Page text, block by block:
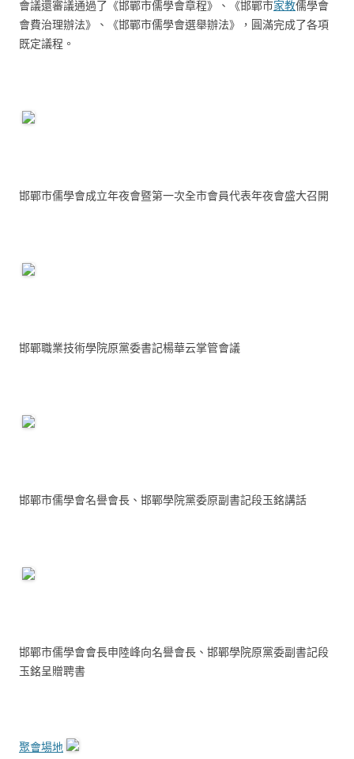
會議還審議通過了《邯鄲市儒學會章程》、《邯鄲市家教儒學會
會費治理辦法》、《邯鄲市儒學會選舉辦法》，圓滿完成了各項
既定議程。
邯鄲市儒學會成立年夜會暨第一次全市會員代表年夜會盛大召開
邯鄲職業技術學院原黨委書記楊華云掌管會議
邯鄲市儒學會名譽會長、邯鄲學院黨委原副書記段玉銘講話
邯鄲市儒學會會長申陸峰向名譽會長、邯鄲學院原黨委副書記段
玉銘呈贈聘書
聚會場地